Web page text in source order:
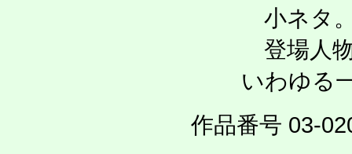
小ネタ
登場人
いわゆる
作品番号 03-